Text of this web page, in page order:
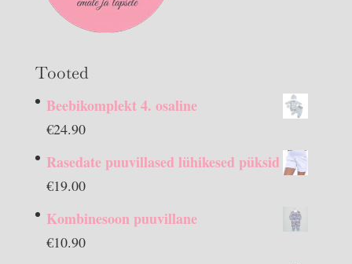
Tooted
Beebikomplekt 4. osaline
€24.90
Rasedate puuvillased lühikesed püksid
€19.00
Kombinesoon puuvillane
€10.90